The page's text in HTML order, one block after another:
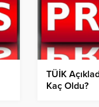
TÜİK
Kaç Oldu?